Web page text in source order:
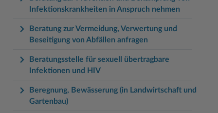
Infektionskrankheiten in Anspruch nehmen
Beratung zur Vermeidung, Verwertung und
Beseitigung von Abfällen anfragen
Beratungsstelle für sexuell übertragbare
Infektionen und HIV
Beregnung, Bewässerung (in Landwirtschaft und
Gartenbau)